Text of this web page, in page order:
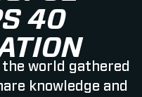
40
world gathered
knowledge and